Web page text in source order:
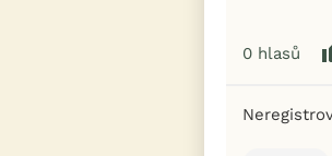
0 hlasů